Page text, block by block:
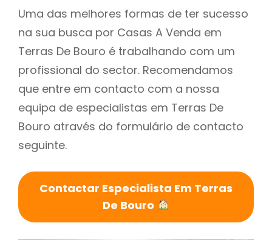
Uma das melhores formas de ter sucesso
na sua busca por Casas A Venda em
Terras De Bouro é trabalhando com um
profissional do sector. Recomendamos
que entre em contacto com a nossa
equipa de especialistas em Terras De
Bouro através do formulário de contacto
seguinte.
Contactar Especialista Em Terras
De Bouro